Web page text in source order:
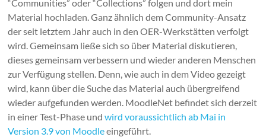
“Communities” oder “Collections” folgen und dort mein
Material hochladen. Ganz ähnlich dem Community-Ansatz
der seit letztem Jahr auch in den OER-Werkstätten verfolgt
wird. Gemeinsam ließe sich so über Material diskutieren,
dieses gemeinsam verbessern und wieder anderen Menschen
zur Verfügung stellen. Denn, wie auch in dem Video gezeigt
wird, kann über die Suche das Material auch übergreifend
wieder aufgefunden werden. MoodleNet befindet sich derzeit
in einer Test-Phase undwird voraussichtlich ab Mai in
Version 3.9 von Moodleeingeführt.